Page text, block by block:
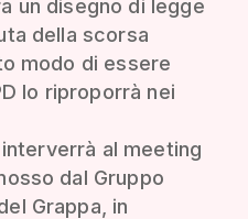
un disegno di legge
della scorsa
modo di essere
lo riproporrà nei
al meeting
dal Gruppo
Grappa, in